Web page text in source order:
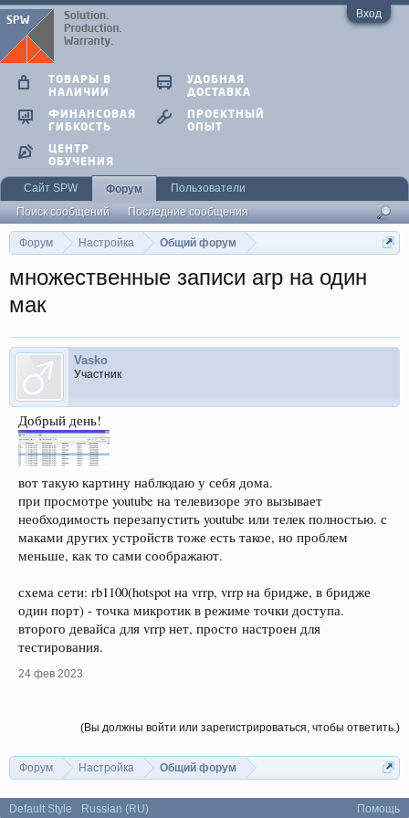
Вход
Форум Настройка Общий форум
множественные записи arp на один
мак
Vasko
Участник
Добрый день!
вот такую картину наблюдаю у себя дома.
при просмотре youtube на телевизоре это вызывает
необходимость перезапустить youtube или телек полностью. с
маками других устройств тоже есть такое, но проблем
меньше, как то сами соображают.
схема сети: rb1100(hotspot на vrrp, vrrp на бридже, в бридже
один порт) - точка микротик в режиме точки доступа.
второго девайса для vrrp нет, просто настроен для
тестирования.
24 фев 2023
(Вы должны войти или зарегистрироваться, чтобы ответить.)
Форум Настройка Общий форум
ТОВАРЫ В
НАЛИЧИИ
УДОБНАЯ
ДОСТАВКА
ФИНАНСОВАЯ
ГИБКОСТЬ
ПРОЕКТНЫЙ
ОПЫТ
ЦЕНТР
ОБУЧЕНИЯ
Сайт SPW
Форум
Поиск сообщений
Последние сообщения
Пользователи
Default Style Russian (RU) Помощь